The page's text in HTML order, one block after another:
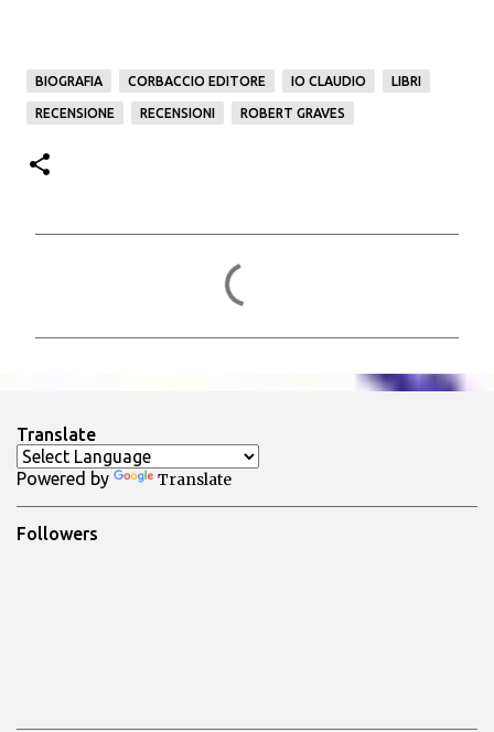
BIOGRAFIA CORBACCIO EDITORE IO CLAUDIO LIBRI
RECENSIONE RECENSIONI ROBERT GRAVES
t
i
Translate
Powered by Translate
Followers